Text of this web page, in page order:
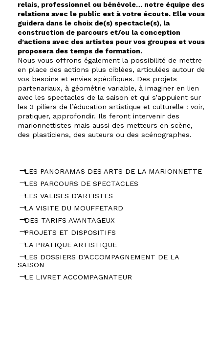
relais, professionnel ou bénévole… notre équipe des
relations avec le public est à votre écoute. Elle vous
guidera dans le choix de(s) spectacle(s), la
construction de parcours et/ou la conception
d’actions avec des artistes pour vos groupes et vous
proposera des temps de formation.
Nous vous offrons également la possibilité de mettre
en place des actions plus ciblées, articulées autour de
vos besoins et envies spécifiques. Des projets
partenariaux, à géométrie variable, à imaginer en lien
avec les spectacles de la saison et qui s’appuient sur
les 3 piliers de l’éducation artistique et culturelle : voir,
pratiquer, approfondir. Ils feront intervenir des
marionnettistes mais aussi des metteurs en scène,
des plasticiens, des auteurs ou des scénographes.
LES PANORAMAS DES ARTS DE LA MARIONNETTE
LES PARCOURS DE SPECTACLES
LES VALISES D'ARTISTES
LA VISITE DU MOUFFETARD
DES TARIFS AVANTAGEUX
PROJETS ET DISPOSITIFS
LA PRATIQUE ARTISTIQUE
LES DOSSIERS D'ACCOMPAGNEMENT DE LA
SAISON
LE LIVRET ACCOMPAGNATEUR